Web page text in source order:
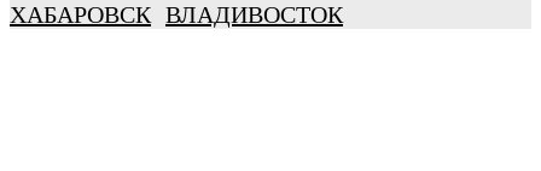
ХАБАРОВСК ВЛАДИВОСТОК